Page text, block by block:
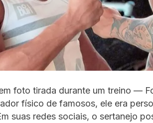
foto tirada durante um treino —
físico de famosos, ele era
suas redes sociais, o sertanejo